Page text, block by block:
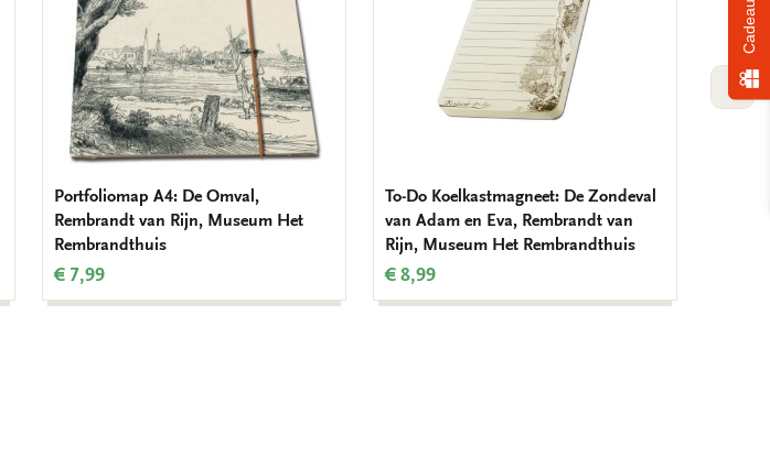
Portfoliomap A4: De Omval,
Rembrandt van Rijn, Museum Het
Rembrandthuis
€ 7,99
To-Do Koelkastmagneet: De Zondeval
van Adam en Eva, Rembrandt van
Rijn, Museum Het Rembrandthuis
€ 8,99